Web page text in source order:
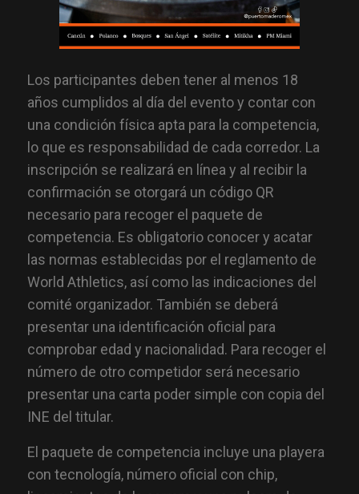
Los participantes deben tener al menos 18
años cumplidos al día del evento y contar con
una condición física apta para la competencia,
lo que es responsabilidad de cada corredor. La
inscripción se realizará en línea y al recibir la
confirmación se otorgará un código QR
necesario para recoger el paquete de
competencia. Es obligatorio conocer y acatar
las normas establecidas por el reglamento de
World Athletics, así como las indicaciones del
comité organizador. También se deberá
presentar una identificación oficial para
comprobar edad y nacionalidad. Para recoger el
número de otro competidor será necesario
presentar una carta poder simple con copia del
INE del titular.
El paquete de competencia incluye una playera
con tecnología, número oficial con chip,